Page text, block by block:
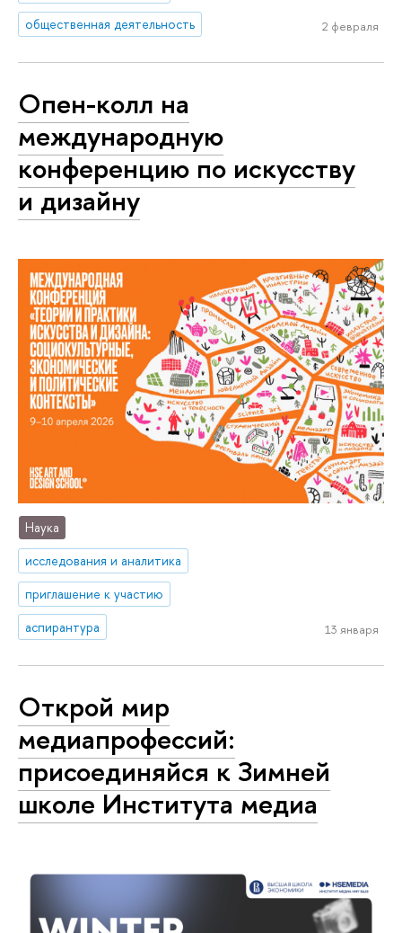
общественная деятельность
2 февраля
Опен-колл на
международную
конференцию по искусству
и дизайну
Наука
исследования и аналитика
приглашение к участию
аспирантура
13 января
Открой мир
медиапрофессий:
присоединяйся к Зимней
школе Института медиа